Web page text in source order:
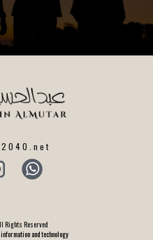
Reserved
and technology